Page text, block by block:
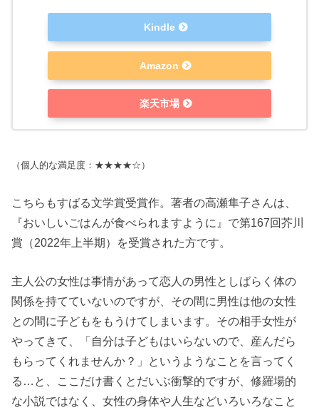
Kindle
Amazon
楽天市場
（個人的な満足度：★★★★☆）
こちらもすばる文学賞受賞作。著者の高瀬隼子さんは、
『おいしいごはんが食べられますように』で第167回芥川
賞（2022年上半期）を受賞された方です。
主人公の女性は事情があって恋人の男性としばらく体の
関係を持てていないのですが、その間に男性は他の女性
との間に子どもをもうけてしまいます。その相手女性が
やってきて、「自分は子どもはいらないので、産んだら
もらってくれませんか？」というようなことを言ってく
る…と、ここだけ書くとだいぶ衝撃的ですが、修羅場的
な小説ではなく、女性の身体や人生などいろいろなこと